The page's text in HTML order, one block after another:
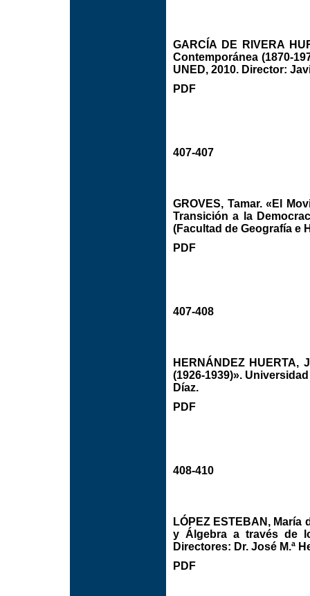
GARCÍA DE RIVERA
Contemporánea (1870-
UNED, 2010. Director:
PDF
407-407
GROVES, Tamar. «El
Transición a la
(Facultad de Geografía e
PDF
407-408
HERNÁNDEZ
(1926-1939)».
Díaz.
PDF
408-410
LÓPEZ ESTEBAN,
y Álgebra a través de
Directores: Dr. José M.ª
PDF